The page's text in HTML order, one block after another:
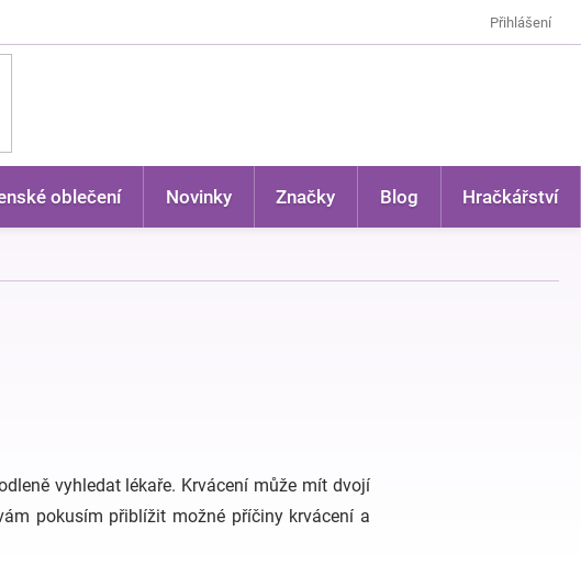
Přihlášení
oblečení Novinky Značky Blog Hračkářství
vyhledat lékaře. Krvácení může mít dvojí
pokusím přiblížit možné příčiny krvácení a